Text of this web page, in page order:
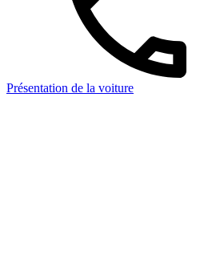
Présentation de la voiture